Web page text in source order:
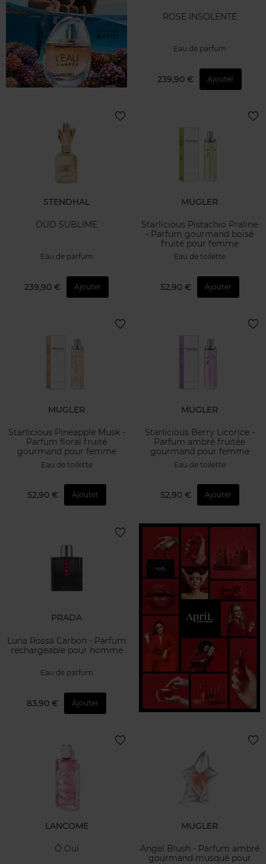
ROSE INSOLENTE
Eau de parfum
239,90 € Ajouter
STENDHAL
OUD SUBLIME
Eau de parfum
239,90 € Ajouter
MUGLER
Starlicious Pistachio Praline
- Parfum gourmand boisé
fruité pour femme
Eau de toilette
52,90 € Ajouter
MUGLER
Starlicious Pineapple Musk -
Parfum floral fruité
gourmand pour femme
Eau de toilette
52,90 € Ajouter
MUGLER
Starlicious Berry Licorice -
Parfum ambré fruitée
gourmand pour femme
Eau de toilette
52,90 € Ajouter
PRADA
Luna Rossa Carbon - Parfum
rechargeable pour homme
Eau de parfum
83,90 € Ajouter
LANCOME
Ô Oui
MUGLER
Angel Blush - Parfum ambré
gourmand musqué pour